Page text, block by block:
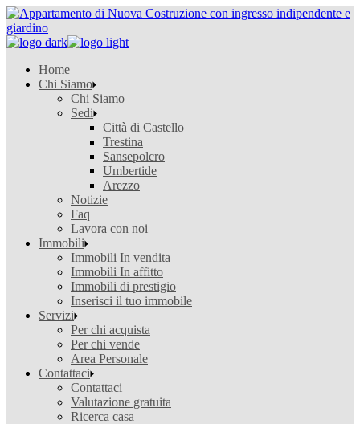
Home
Chi Siamo
Chi Siamo
Sedi
Città di Castello
Trestina
Sansepolcro
Umbertide
Arezzo
Notizie
Faq
Lavora con noi
Immobili
Immobili In vendita
Immobili In affitto
Immobili di prestigio
Inserisci il tuo immobile
Servizi
Per chi acquista
Per chi vende
Area Personale
Contattaci
Contattaci
Valutazione gratuita
Ricerca casa